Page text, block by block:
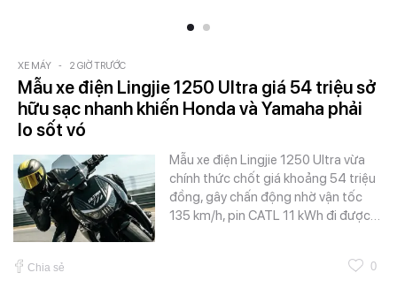
XE MÁY - 2 GIỜ TRƯỚC
Mẫu xe điện Lingjie 1250 Ultra giá 54 triệu sở
hữu sạc nhanh khiến Honda và Yamaha phải
lo sốt vó
Mẫu xe điện Lingjie 1250 Ultra vừa
chính thức chốt giá khoảng 54 triệu
đồng, gây chấn động nhờ vận tốc
135 km/h, pin CATL 11 kWh đi được…
Chia sẻ 0